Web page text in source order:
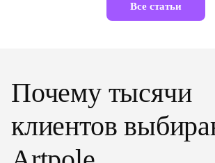
Все статьи
Почему тысячи
клиентов